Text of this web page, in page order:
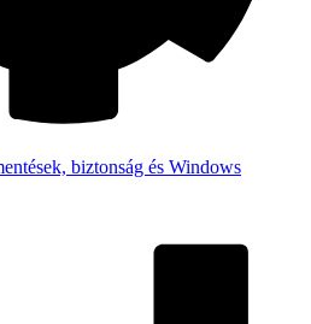
biztonság és Windows